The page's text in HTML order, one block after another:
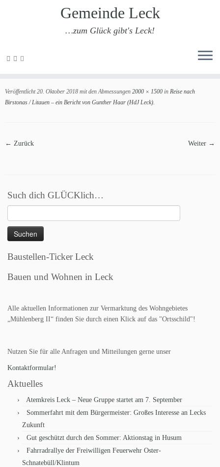
Zum
Gemeinde Leck
…zum Glück gibt's Leck!
Veröffentlicht 20. Oktober 2018 mit den Abmessungen 2000 × 1500 in Reise nach
Birstonas / Litauen – ein Bericht von Gunther Haar (HdJ Leck).
← Zurück Weiter →
Such dich GLÜCKlich…
nach:
Baustellen-Ticker Leck
Bauen und Wohnen in Leck
Alle aktuellen Informationen zur Vermarktung des Wohngebietes
„Mühlenberg II“ finden Sie durch einen Klick auf das "Ortsschild"!
Nutzen Sie für alle Anfragen und Mitteilungen gerne unser
Kontaktformular!
Aktuelles
Atemkreis Leck – Neue Gruppe startet am 7. September
Sommerfahrt mit dem Bürgermeister: Großes Interesse an Lecks
Zukunft
Gut geschützt durch den Sommer: Aktionstag in Husum
Fahrradrallye der Freiwilligen Feuerwehr Oster-
Schnatebüll/Klintum